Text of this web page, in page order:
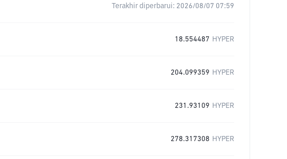
Terakhir diperbarui: 2026/08/07 07:59
18.554487 HYPER
204.099359 HYPER
231.93109 HYPER
278.317308 HYPER